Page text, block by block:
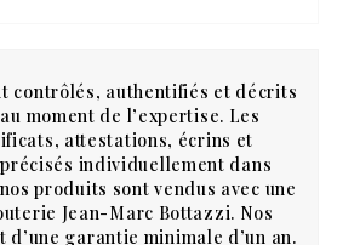
contrôlés, authentifiés et décrits
moment de l’expertise. Les
attestations, écrins et
individuellement dans
produits sont vendus avec une
Jean-Marc Bottazzi. Nos
garantie minimale d’un an.